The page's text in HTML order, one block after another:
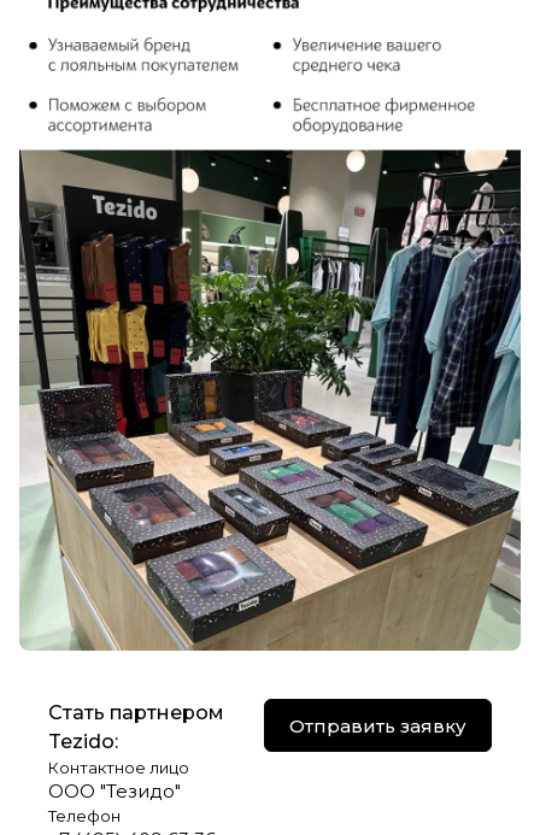
Стать партнером
Tezido:
Контактное лицо
ООО "Тезидо"
Телефон
Отправить заявку